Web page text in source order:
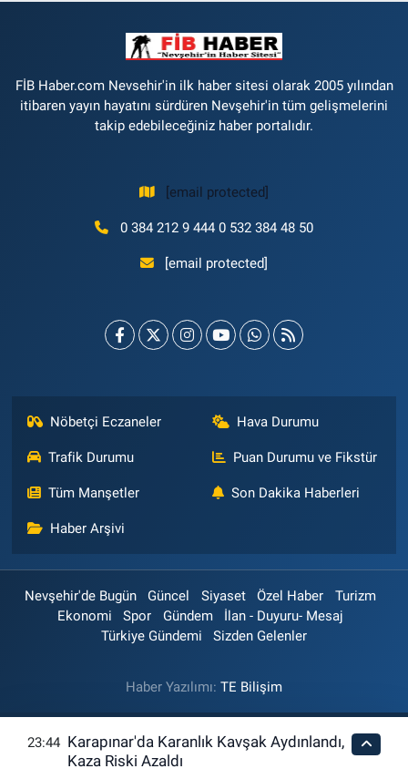
FİB Haber.com Nevsehir'in ilk haber sitesi olarak 2005 yılından
itibaren yayın hayatını sürdüren Nevşehir'in tüm gelişmelerini
takip edebileceğiniz haber portalıdır.
[email protected]
0 384 212 9 444 0 532 384 48 50
[email protected]
Nöbetçi Eczaneler Hava Durumu
Trafik Durumu Puan Durumu ve Fikstür
Tüm Manşetler Son Dakika Haberleri
Haber Arşivi
Nevşehir'de Bugün Güncel Siyaset Özel Haber
Turizm
Ekonomi
Spor Gündem
İlan - Duyuru- Mesaj
Türkiye Gündemi
Sizden Gelenler
Haber Yazılımı: TE Bilişim
23:44 Karapınar'da Karanlık Kavşak Aydınlandı,
Kaza Riski Azaldı